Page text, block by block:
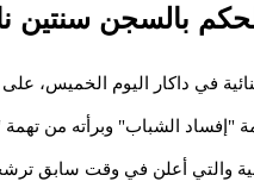
بالسجن سنتين
في داكار اليوم الخميس، على
"إفساد الشباب" وبرأته من
والتي أعلن في وقت سابق